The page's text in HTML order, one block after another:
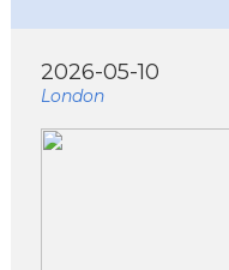
2026-05-10
London